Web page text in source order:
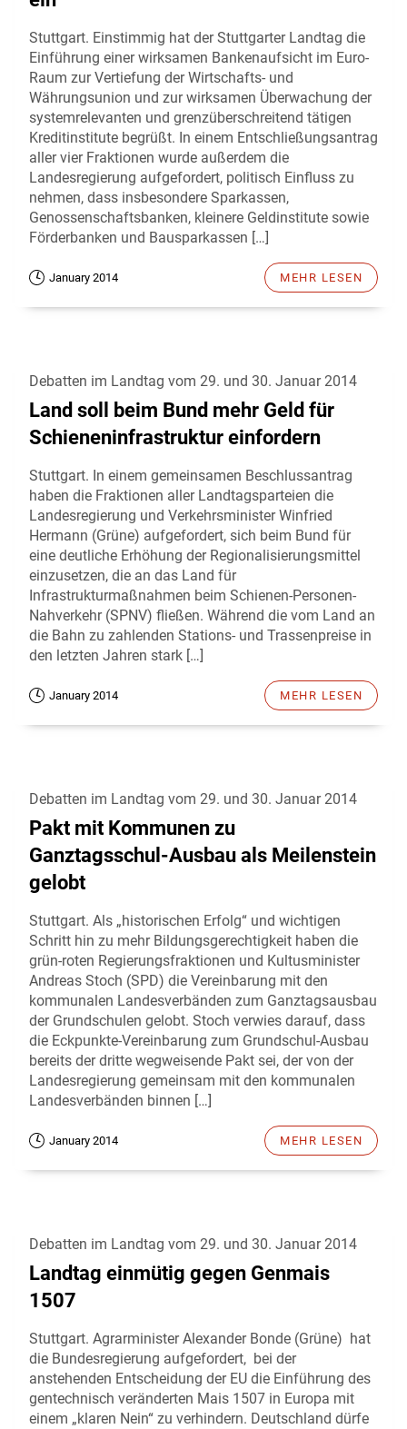
Stuttgart. Einstimmig hat der Stuttgarter Landtag die
Einführung einer wirksamen Bankenaufsicht im Euro-
Raum zur Vertiefung der Wirtschafts- und
Währungsunion und zur wirksamen Überwachung der
systemrelevanten und grenzüberschreitend tätigen
Kreditinstitute begrüßt. In einem Entschließungsantrag
aller vier Fraktionen wurde außerdem die
Landesregierung aufgefordert, politisch Einfluss zu
nehmen, dass insbesondere Sparkassen,
Genossenschaftsbanken, kleinere Geldinstitute sowie
Förderbanken und Bausparkassen […]
January 2014 MEHR LESEN
Debatten im Landtag vom 29. und 30. Januar 2014
Land soll beim Bund mehr Geld für
Schieneninfrastruktur einfordern
Stuttgart. In einem gemeinsamen Beschlussantrag
haben die Fraktionen aller Landtagsparteien die
Landesregierung und Verkehrsminister Winfried
Hermann (Grüne) aufgefordert, sich beim Bund für
eine deutliche Erhöhung der Regionalisierungsmittel
einzusetzen, die an das Land für
Infrastrukturmaßnahmen beim Schienen-Personen-
Nahverkehr (SPNV) fließen. Während die vom Land an
die Bahn zu zahlenden Stations- und Trassenpreise in
den letzten Jahren stark […]
January 2014 MEHR LESEN
Debatten im Landtag vom 29. und 30. Januar 2014
Pakt mit Kommunen zu
Ganztagsschul-Ausbau als Meilenstein
gelobt
Stuttgart. Als „historischen Erfolg“ und wichtigen
Schritt hin zu mehr Bildungsgerechtigkeit haben die
grün-roten Regierungsfraktionen und Kultusminister
Andreas Stoch (SPD) die Vereinbarung mit den
kommunalen Landesverbänden zum Ganztagsausbau
der Grundschulen gelobt. Stoch verwies darauf, dass
die Eckpunkte-Vereinbarung zum Grundschul-Ausbau
bereits der dritte wegweisende Pakt sei, der von der
Landesregierung gemeinsam mit den kommunalen
Landesverbänden binnen […]
January 2014 MEHR LESEN
Debatten im Landtag vom 29. und 30. Januar 2014
Landtag einmütig gegen Genmais
1507
Stuttgart. Agrarminister Alexander Bonde (Grüne) hat
die Bundesregierung aufgefordert, bei der
anstehenden Entscheidung der EU die Einführung des
gentechnisch veränderten Mais 1507 in Europa mit
einem „klaren Nein“ zu verhindern. Deutschland dürfe